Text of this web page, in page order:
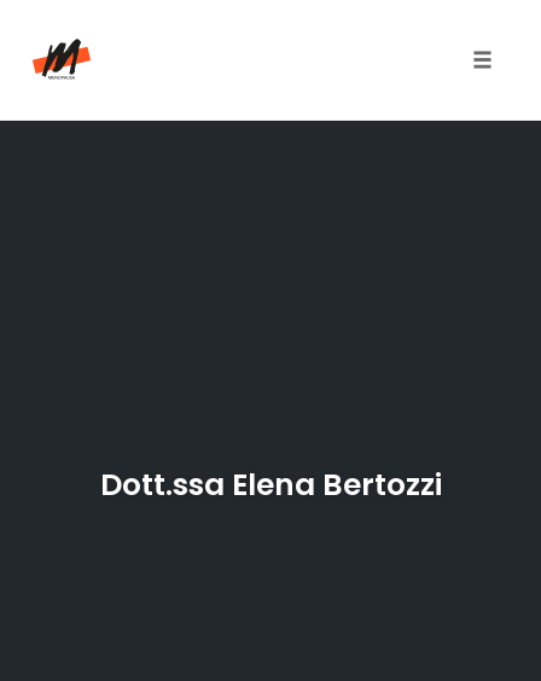
Dott.ssa Elena Bertozzi